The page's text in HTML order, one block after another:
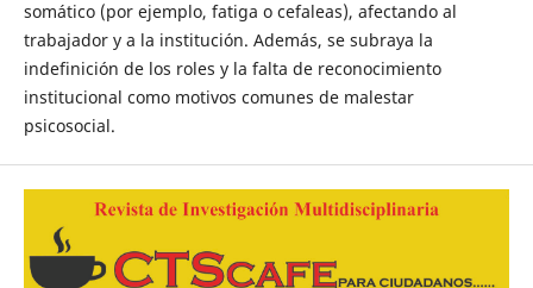
somático (por ejemplo, fatiga o cefaleas), afectando al
trabajador y a la institución. Además, se subraya la
indefinición de los roles y la falta de reconocimiento
institucional como motivos comunes de malestar
psicosocial.